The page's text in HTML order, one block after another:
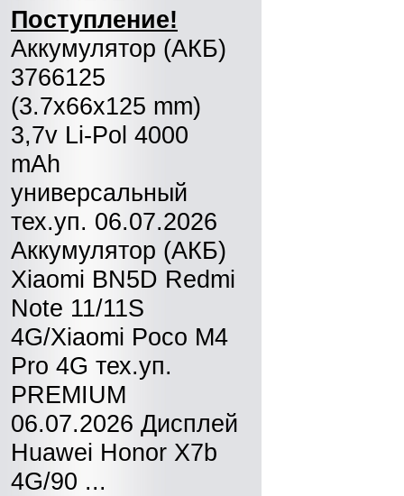
Поступление!
Аккумулятор (АКБ)
3766125
(3.7x66x125 mm)
3,7v Li-Pol 4000
mAh
универсальный
тех.уп. 06.07.2026
Аккумулятор (АКБ)
Xiaomi BN5D Redmi
Note 11/11S
4G/Xiaomi Poco M4
Pro 4G тех.уп.
PREMIUM
06.07.2026 Дисплей
Huawei Honor X7b
4G/90 ...